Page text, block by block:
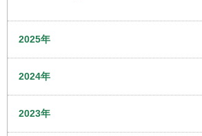
2025年
2024年
2023年